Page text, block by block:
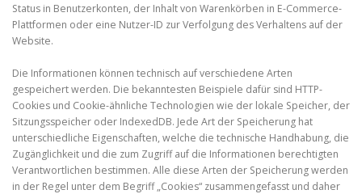
Status in Benutzerkonten, der Inhalt von Warenkörben in E-Commerce-
Plattformen oder eine Nutzer-ID zur Verfolgung des Verhaltens auf der
Website.
Die Informationen können technisch auf verschiedene Arten
gespeichert werden. Die bekanntesten Beispiele dafür sind HTTP-
Cookies und Cookie-ähnliche Technologien wie der lokale Speicher, der
Sitzungsspeicher oder IndexedDB. Jede Art der Speicherung hat
unterschiedliche Eigenschaften, welche die technische Handhabung, die
Zugänglichkeit und die zum Zugriff auf die Informationen berechtigten
Verantwortlichen bestimmen. Alle diese Arten der Speicherung werden
in der Regel unter dem Begriff „Cookies“ zusammengefasst und daher